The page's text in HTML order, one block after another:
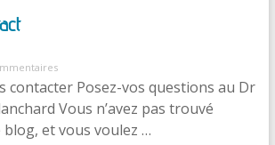
contacter Posez-vos questions au Dr
Vous n’avez pas trouvé
et vous voulez …